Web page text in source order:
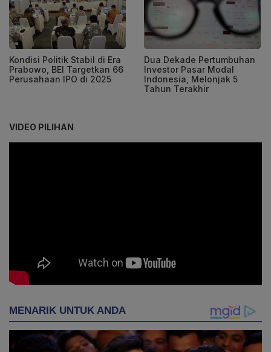
Kondisi Politik Stabil di Era
Prabowo, BEI Targetkan 66
Perusahaan IPO di 2025
Dua Dekade Pertumbuhan
Investor Pasar Modal
Indonesia, Melonjak 5
Tahun Terakhir
VIDEO PILIHAN